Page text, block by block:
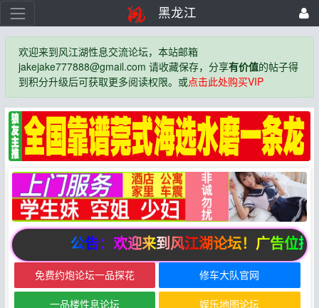
黑龙江
欢迎来到风江湖性息交流论坛，本站邮箱
jakejake777888@gmail.com 请收藏保存，分享有价值的帖子得
到积分升级后可获取更多阅读权限。或点击此处购买VIP
公告：欢迎来到风江湖论坛！广告位招
免费约炮论坛一品探花 修车大队官网
一品楼性息论坛 娱乐地图论坛